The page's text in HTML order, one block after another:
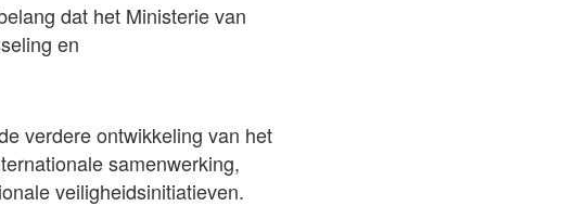
dat het Ministerie van
en
verdere ontwikkeling van het
samenwerking,
veiligheidsinitiatieven.